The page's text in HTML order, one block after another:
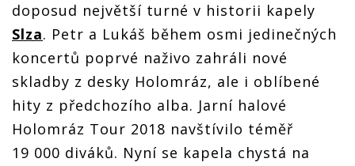
doposud největší turné v historii kapely
Slza. Petr a Lukáš během osmi jedinečných
koncertů poprvé naživo zahráli nové
skladby z desky Holomráz, ale i oblíbené
hity z předchozího alba. Jarní halové
Holomráz Tour 2018 navštívilo téměř
19 000 diváků. Nyní se kapela chystá na